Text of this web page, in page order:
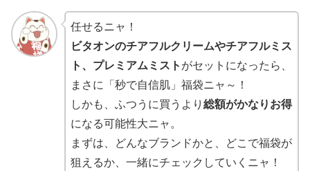
任せるニャ！
ビタオンのチアフルクリームやチアフルミス
ト、プレミアムミスト がセットになったら、
まさに「秒で自信肌」福袋ニャ～！
しかも、ふつうに買うより 総額がかなりお得
になる可能性大ニャ。
まずは、どんなブランドかと、どこで福袋が
狙えるか、一緒にチェックしていくニャ！